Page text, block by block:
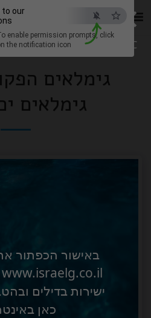
×
ESC
באישור הכפתור
ישירות בדילים
כאן
to our
enable permission prompts, click
the notification icon
סטורי הפקות -
עם
גימלאים
גימלאים